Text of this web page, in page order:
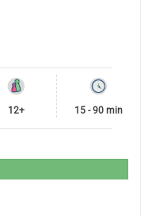
12+ 15 - 90 min